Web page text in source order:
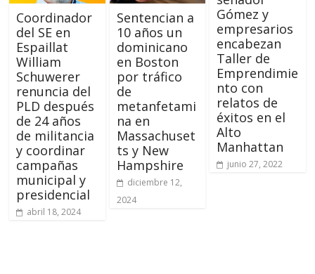
Coordinador
del SE en
Espaillat
William
Schuwerer
renuncia del
PLD después
de 24 años
de militancia
y coordinar
campañas
municipal y
presidencial
abril 18, 2024
Sentencian a
10 años un
dominicano
en Boston
por tráfico
de
metanfetami
na en
Massachuset
ts y New
Hampshire
diciembre 12,
2024
Gómez y
empresarios
encabezan
Taller de
Emprendimie
nto con
relatos de
éxitos en el
Alto
Manhattan
junio 27, 2022